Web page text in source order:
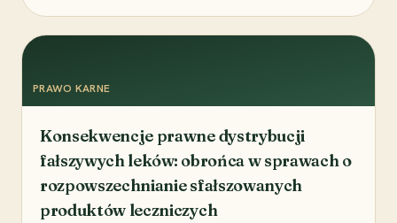
PRAWO KARNE
Konsekwencje prawne dystrybucji
fałszywych leków: obrońca w sprawach o
rozpowszechnianie sfałszowanych
produktów leczniczych